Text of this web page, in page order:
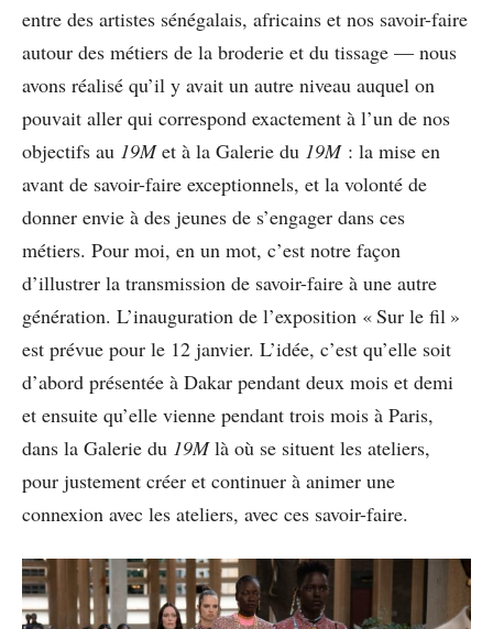
entre des artistes sénégalais, africains et nos savoir-faire
autour des métiers de la broderie et du tissage — nous
avons réalisé qu’il y avait un autre niveau auquel on
pouvait aller qui correspond exactement à l’un de nos
objectifs au 19Met à la Galerie du 19M: la mise en
avant de savoir-faire exceptionnels, et la volonté de
donner envie à des jeunes de s’engager dans ces
métiers. Pour moi, en un mot, c’est notre façon
d’illustrer la transmission de savoir-faire à une autre
génération. L’inauguration de l’exposition « Sur le fil »
est prévue pour le 12 janvier. L’idée, c’est qu’elle soit
d’abord présentée à Dakar pendant deux mois et demi
et ensuite qu’elle vienne pendant trois mois à Paris,
dans la Galerie du 19Mlà où se situent les ateliers,
pour justement créer et continuer à animer une
connexion avec les ateliers, avec ces savoir-faire.